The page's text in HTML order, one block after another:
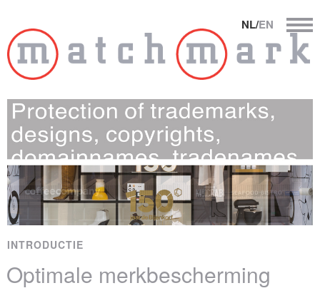
NL/EN
INTRODUCTIE
Optimale merkbescherming